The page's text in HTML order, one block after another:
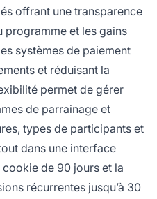
offrant une transparence
programme et les gains
systèmes de paiement
et réduisant la
permet de gérer
de parrainage et
types de participants et
dans une interface
de 90 jours et la
récurrentes jusqu’à 30